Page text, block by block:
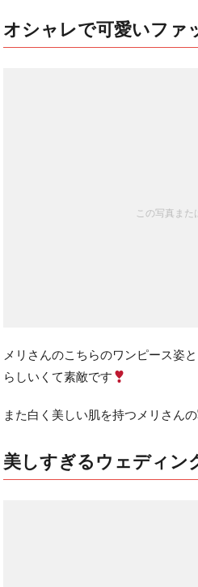
オシャレで可愛いファ
この写真ま
メリさんのこちらのワンピース姿
らしいくて素敵です
また白く美しい肌を持つメリさん
美しすぎるウェディン